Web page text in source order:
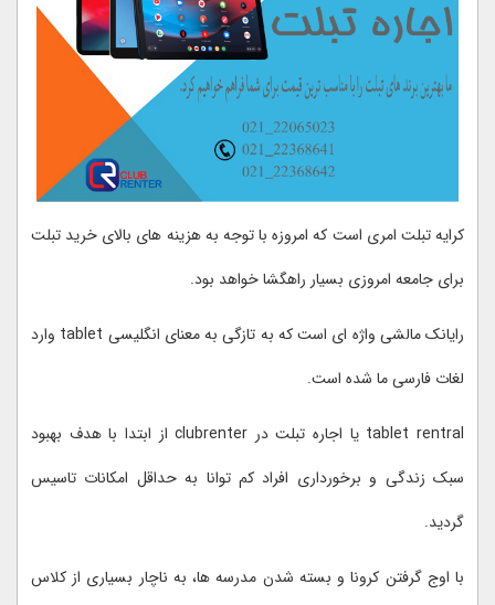
کرایه تبلت امری است که امروزه با توجه به هزینه های بالای خرید تبلت
برای جامعه امروزی بسیار راهگشا خواهد بود.
رایانک مالشی واژه ای است که به تازگی به معنای انگلیسی tablet وارد
لغات فارسی ما شده است.
tablet rentral یا اجاره تبلت در clubrenter از ابتدا با هدف بهبود
سبک زندگی و برخورداری افراد کم توانا به حداقل امکانات تاسیس
گردید.
با اوج گرفتن کرونا و بسته شدن مدرسه ها، به ناچار بسیاری از کلاس